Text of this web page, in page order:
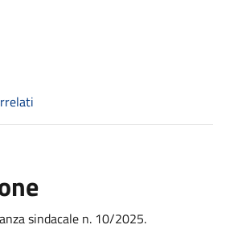
sindacale n. 10/2025.